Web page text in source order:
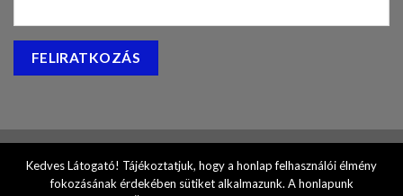
Site byTopweb
Kedves Látogató! Tájékoztatjuk, hogy a honlap felhasználói élmény
fokozásának érdekében sütiket alkalmazunk. A honlapunk